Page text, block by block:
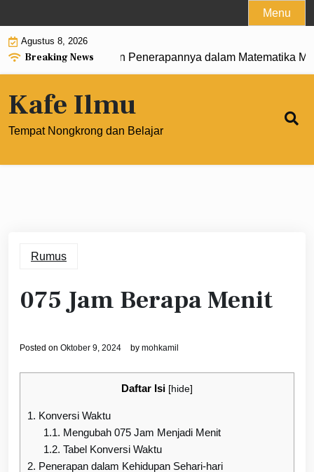
to
content
Menu
Agustus 8, 2026
Breaking News
Rumus, dan Penerapannya dalam Matematika Modern |
Kafe Ilmu
Tempat Nongkrong dan Belajar
Rumus
075 Jam Berapa Menit
Posted on Oktober 9, 2024 by mohkamil
Daftar Isi [hide]
1. Konversi Waktu
1.1. Mengubah 075 Jam Menjadi Menit
1.2. Tabel Konversi Waktu
2. Penerapan dalam Kehidupan Sehari-hari